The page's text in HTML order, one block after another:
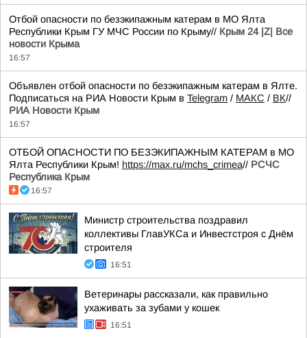
Отбой опасности по безэкипажным катерам в МО Ялта
Республики Крым ГУ МЧС России по Крыму// Крым 24 |Z| Все
новости Крыма
16:57
Объявлен отбой опасности по безэкипажным катерам в Ялте.
Подписаться на РИА Новости Крым в Telegram / МАКС / ВК//
РИА Новости Крым
16:57
ОТБОЙ ОПАСНОСТИ ПО БЕЗЭКИПАЖНЫМ КАТЕРАМ в МО
Ялта Республики Крым! https://max.ru/mchs_crimea// РСЧС
Республика Крым
16:57
Министр строительства поздравил
коллективы ГлавУКСа и Инвестстроя с Днём
строителя
16:51
Ветеринары рассказали, как правильно
ухаживать за зубами у кошек
16:51